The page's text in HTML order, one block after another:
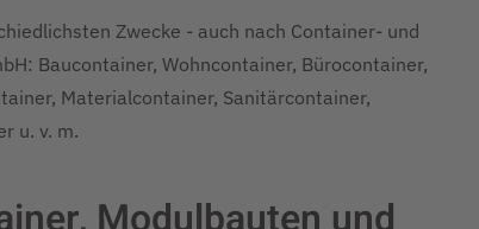
Zwecke - auch nach Container- und
Baucontainer, Wohncontainer, Bürocontainer,
Materialcontainer, Sanitärcontainer,
u. v. m.